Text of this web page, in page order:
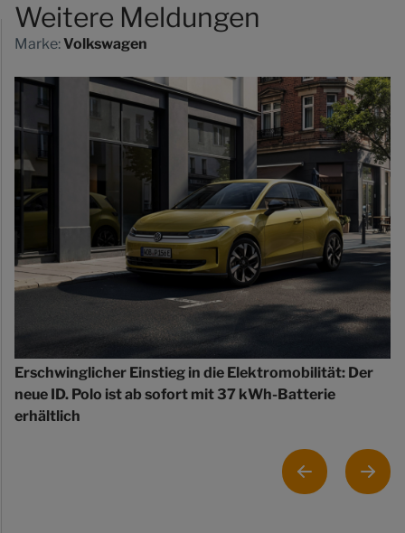
Weitere Meldungen
Marke:Volkswagen
Erschwinglicher Einstieg in die Elektromobilität: Der
neue ID. Polo ist ab sofort mit 37 kWh-Batterie
erhältlich